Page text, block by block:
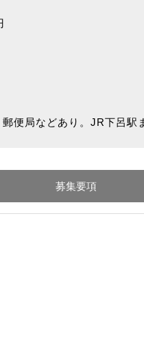
便局などあり。JR下呂駅
募集要項